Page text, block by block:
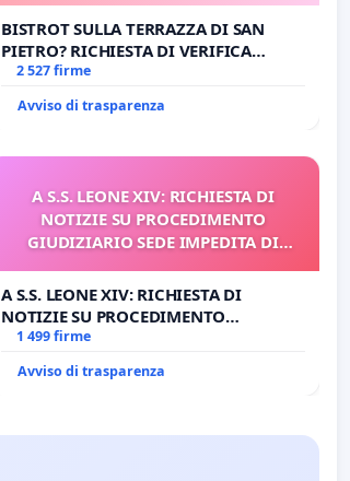
BISTROT SULLA TERRAZZA DI SAN
PIETRO? RICHIESTA DI VERIFICA
CANONICA SULLA GESTIONE DEL
2 527 firme
Avviso di trasparenza
A S.S. LEONE XIV: RICHIESTA DI
NOTIZIE SU PROCEDIMENTO
GIUDIZIARIO SEDE IMPEDITA DI
A S.S. LEONE XIV: RICHIESTA DI
NOTIZIE SU PROCEDIMENTO
GIUDIZIARIO SEDE IMPEDITA DI
1 499 firme
Avviso di trasparenza